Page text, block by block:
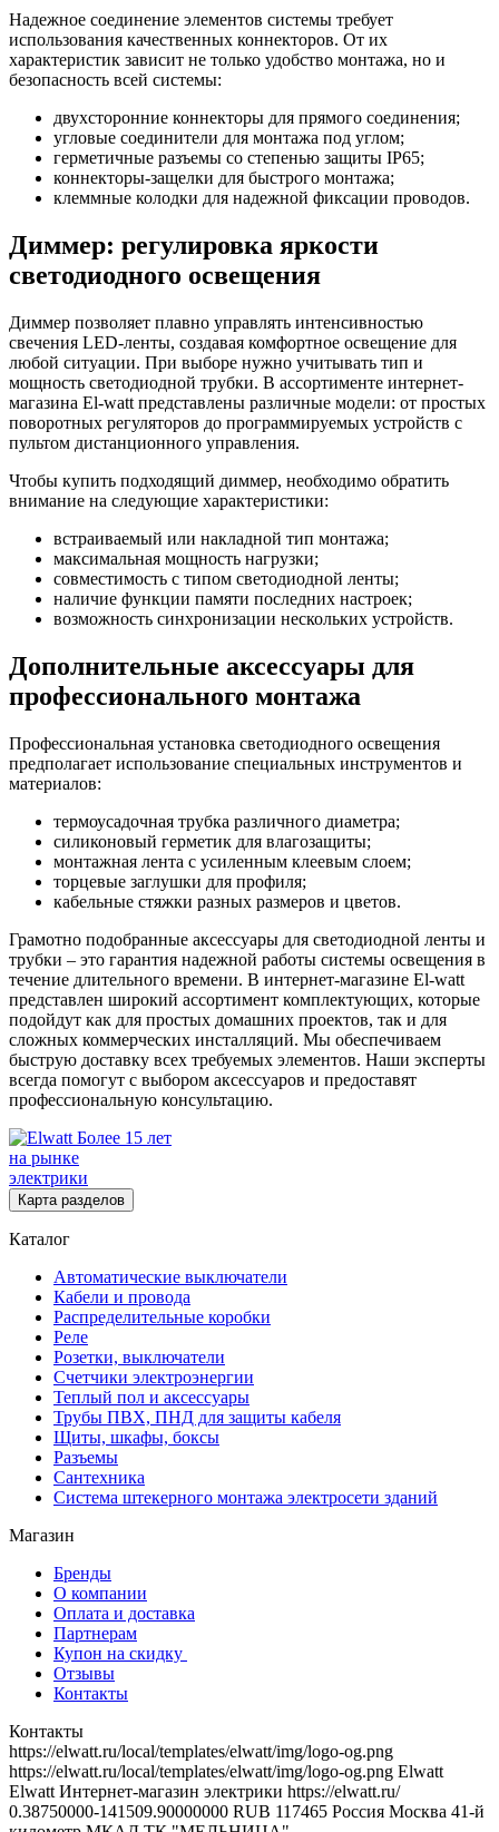
Надежное соединение элементов системы требует
использования качественных коннекторов. От их
характеристик зависит не только удобство монтажа, но и
безопасность всей системы:
двухсторонние коннекторы для прямого соединения;
угловые соединители для монтажа под углом;
герметичные разъемы со степенью защиты IP65;
коннекторы-защелки для быстрого монтажа;
клеммные колодки для надежной фиксации проводов.
Диммер: регулировка яркости
светодиодного освещения
Диммер позволяет плавно управлять интенсивностью
свечения LED-ленты, создавая комфортное освещение для
любой ситуации. При выборе нужно учитывать тип и
мощность светодиодной трубки. В ассортименте интернет-
магазина El-watt представлены различные модели: от простых
поворотных регуляторов до программируемых устройств с
пультом дистанционного управления.
Чтобы купить подходящий диммер, необходимо обратить
внимание на следующие характеристики:
встраиваемый или накладной тип монтажа;
максимальная мощность нагрузки;
совместимость с типом светодиодной ленты;
наличие функции памяти последних настроек;
возможность синхронизации нескольких устройств.
Дополнительные аксессуары для
профессионального монтажа
Профессиональная установка светодиодного освещения
предполагает использование специальных инструментов и
материалов:
термоусадочная трубка различного диаметра;
силиконовый герметик для влагозащиты;
монтажная лента с усиленным клеевым слоем;
торцевые заглушки для профиля;
кабельные стяжки разных размеров и цветов.
Грамотно подобранные аксессуары для светодиодной ленты и
трубки – это гарантия надежной работы системы освещения в
течение длительного времени. В интернет-магазине El-watt
представлен широкий ассортимент комплектующих, которые
подойдут как для простых домашних проектов, так и для
сложных коммерческих инсталляций. Мы обеспечиваем
быструю доставку всех требуемых элементов. Наши эксперты
всегда помогут с выбором аксессуаров и предоставят
профессиональную консультацию.
Более 15 лет
на рынке
электрики
Карта разделов
Каталог
Автоматические выключатели
Кабели и провода
Распределительные коробки
Реле
Розетки, выключатели
Счетчики электроэнергии
Теплый пол и аксессуары
Трубы ПВХ, ПНД для защиты кабеля
Щиты, шкафы, боксы
Разъемы
Сантехника
Система штекерного монтажа электросети зданий
Магазин
Бренды
О компании
Оплата и доставка
Партнерам
Купон на скидку
Отзывы
Контакты
Контакты
https://elwatt.ru/local/templates/elwatt/img/logo-og.png
https://elwatt.ru/local/templates/elwatt/img/logo-og.png Elwatt
Elwatt Интернет-магазин электрики https://elwatt.ru/
0.38750000-141509.90000000 RUB 117465 Россия Москва 41-й